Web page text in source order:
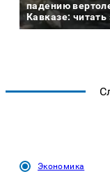
падению
Кавказе: читать
Экономика